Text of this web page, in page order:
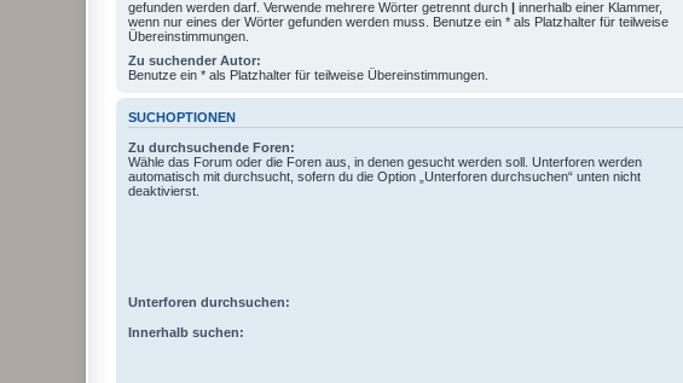
gefunden werden darf. Verwende mehrere Wörter getrennt durch | innerhalb einer Klammer,
wenn nur eines der Wörter gefunden werden muss. Benutze ein * als Platzhalter für teilweise
Übereinstimmungen.
Zu suchender Autor:
Benutze ein * als Platzhalter für teilweise Übereinstimmungen.
SUCHOPTIONEN
Zu durchsuchende Foren:
Wähle das Forum oder die Foren aus, in denen gesucht werden soll. Unterforen werden
automatisch mit durchsucht, sofern du die Option „Unterforen durchsuchen“ unten nicht
deaktivierst.
Unterforen durchsuchen:
Innerhalb suchen: